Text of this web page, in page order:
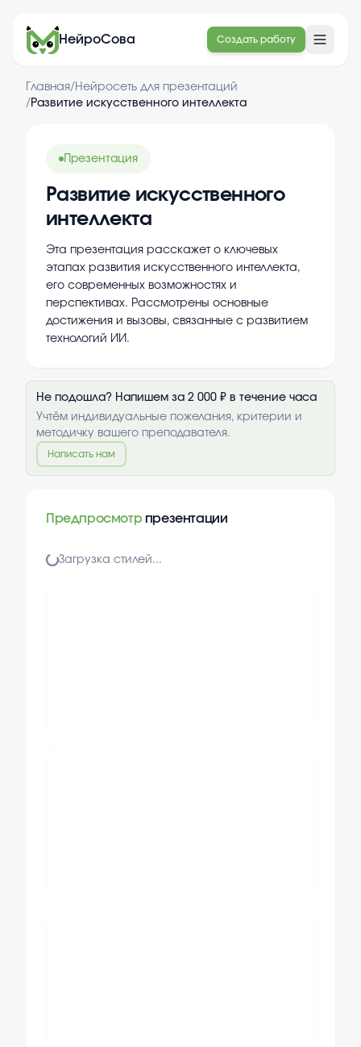
НейроСова Создать работу
Главная/ Нейросеть для презентаций
/ Развитие искусственного интеллекта
Презентация
Развитие искусственного
интеллекта
Эта презентация расскажет о ключевых
этапах развития искусственного интеллекта,
его современных возможностях и
перспективах. Рассмотрены основные
достижения и вызовы, связанные с развитием
технологий ИИ.
Не подошла? Напишем за 2 000 ₽ в течение часа
Учтём индивидуальные пожелания, критерии и
методичку вашего преподавателя.
Написать нам
Предпросмотр презентации
Загрузка стилей...